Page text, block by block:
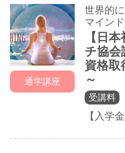
通学講座
世界的
マイン
【日
チ協
資格取
～
受講料
【入学